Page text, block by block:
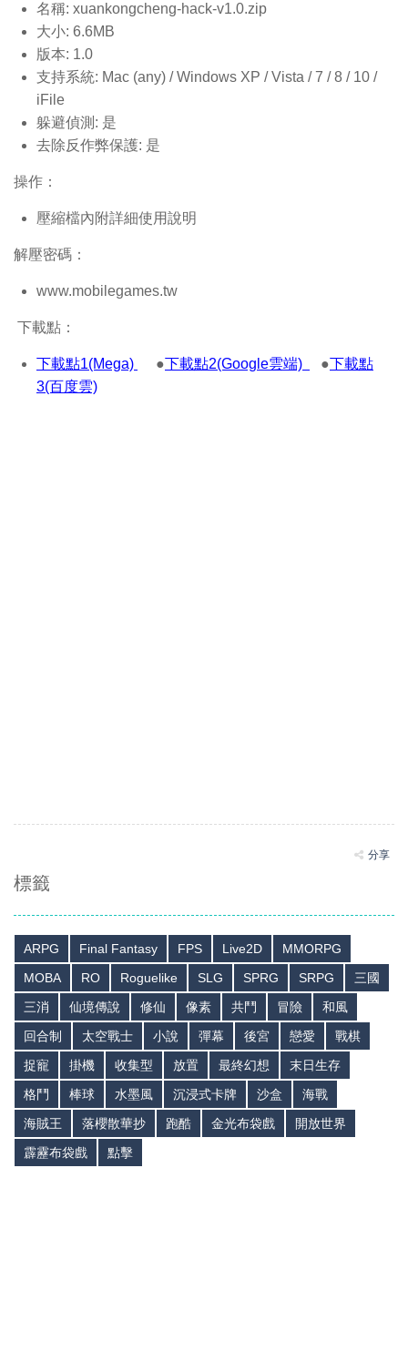
名稱: xuankongcheng-hack-v1.0.zip
大小: 6.6MB
版本: 1.0
支持系統: Mac (any) / Windows XP / Vista / 7 / 8 / 10 /
iFile
躲避偵測: 是
去除反作弊保護: 是
操作：
壓縮檔內附詳細使用說明
解壓密碼：
www.mobilegames.tw
下載點：
下載點1(Mega) ●下載點2(Google雲端) ●下載點
3(百度雲)
分享
標籤
ARPG Final Fantasy FPS Live2D
MMORPG
MOBA
RO Roguelike SLG SPRG SRPG
三國
三消
仙境傳說 修仙 像素 共鬥 冒險
和風
回合制
太空戰士 小說 彈幕 後宮 戀愛
戰棋
捉寵
掛機 收集型 放置 最終幻想
末日生存
格鬥
棒球 水墨風 沉浸式卡牌 沙盒
海戰
海賊王
落櫻散華抄 跑酷 金光布袋戲
開放世界
霹靂布袋戲
點擊